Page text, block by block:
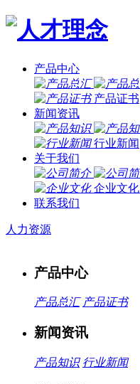
产品中心
产品证书
新闻资讯
行业新闻
关于我们
企业文化
联系我们
人力资源
产品中心
产品总汇 产品证书
新闻资讯
产品知识 行业新闻